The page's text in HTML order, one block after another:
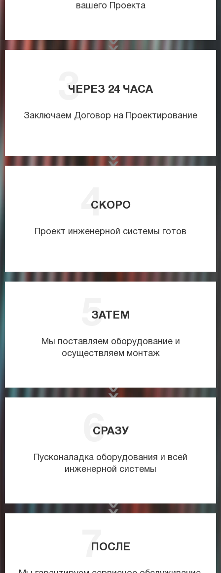
вашего Проекта
ЧЕРЕЗ 24 ЧАСА
Заключаем Договор на Проектирование
СКОРО
Проект инженерной системы готов
ЗАТЕМ
Мы поставляем оборудование и
осуществляем монтаж
СРАЗУ
Пусконаладка оборудования и всей
инженерной системы
ПОСЛЕ